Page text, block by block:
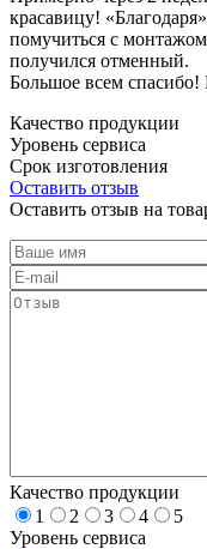
красавицу!
помучиться с
получился отменный.
Большое всем
Качество продукции
Уровень сервиса
Срок изготовления
Оставить отзыв
Оставить отзыв на
Качество продукции
1
2 3 4
5
Уровень сервиса